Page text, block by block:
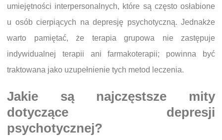
umiejętności interpersonalnych, które są często osłabione
u osób cierpiących na depresję psychotyczną. Jednakże
warto pamiętać, że terapia grupowa nie zastępuje
indywidualnej terapii ani farmakoterapii; powinna być
traktowana jako uzupełnienie tych metod leczenia.
Jakie są najczęstsze mity
dotyczące depresji
psychotycznej?